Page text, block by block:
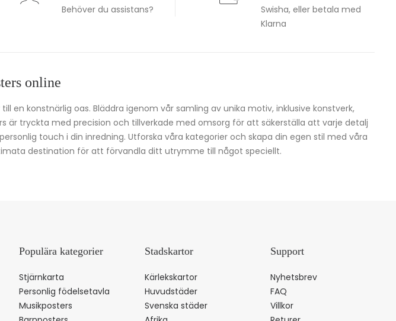
Behöver du assistans?
Swisha, eller betala med
Klarna
online
konstnärlig oas. Bläddra igenom vår samling av unika motiv, inklusive konstverk,
tryckta med precision och tillverkade med omsorg för att säkerställa att varje detalj
touch i din inredning. Utforska våra kategorier och skapa din egen stil med våra
destination för att förvandla ditt utrymme till något speciellt.
Populära kategorier
Stjärnkarta
Personlig födelsetavla
Musikposters
Stadskartor
Kärlekskartor
Huvudstäder
Svenska städer
Support
Nyhetsbrev
FAQ
Villkor